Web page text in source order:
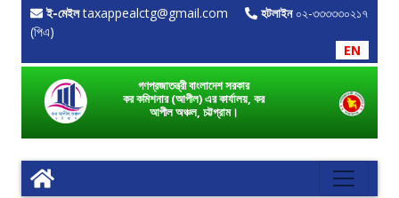
ই-মেইলtaxappealctg@gmail.com হটলাইন ০২-৩৩৩৩৩০২১৭
(পিএ)
EN
গণপ্রজাতন্ত্রী বাংলাদেশ সরকার
কর কমিশনার (আপীল) এর কার্যালয়, কর
আপীল অঞ্চল, চট্টগ্রাম।